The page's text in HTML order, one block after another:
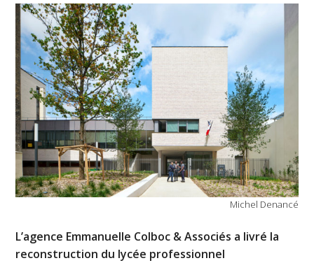
Michel Denancé
L’agence Emmanuelle Colboc & Associés a livré la
reconstruction du lycée professionnel